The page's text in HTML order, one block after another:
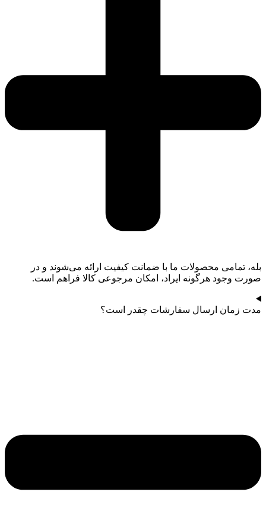
بله، تمامی محصولات ما با ضمانت کیفیت ارائه می‌شوند و در
صورت وجود هرگونه ایراد، امکان مرجوعی کالا فراهم است.
مدت زمان ارسال سفارشات چقدر است؟